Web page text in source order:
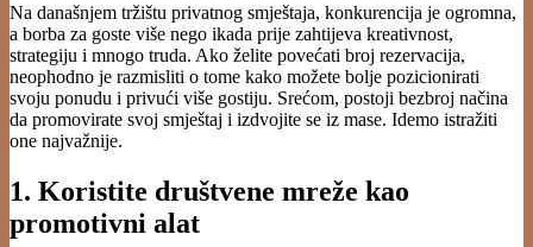
Na današnjem tržištu privatnog smještaja, konkurencija je ogromna,
a borba za goste više nego ikada prije zahtijeva kreativnost,
strategiju i mnogo truda. Ako želite povećati broj rezervacija,
neophodno je razmisliti o tome kako možete bolje pozicionirati
svoju ponudu i privući više gostiju. Srećom, postoji bezbroj načina
da promovirate svoj smještaj i izdvojite se iz mase. Idemo istražiti
one najvažnije.
1. Koristite društvene mreže kao
promotivni alat